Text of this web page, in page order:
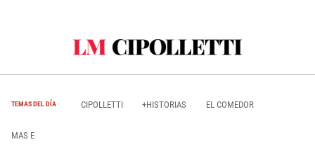
TEMAS DEL DÍA CIPOLLETTI +HISTORIAS EL COMEDOR
MAS E